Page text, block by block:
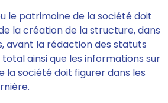
le patrimoine de la société doit
la création de la structure, dans
avant la rédaction des statuts
ainsi que les informations sur
la société doit figurer dans les